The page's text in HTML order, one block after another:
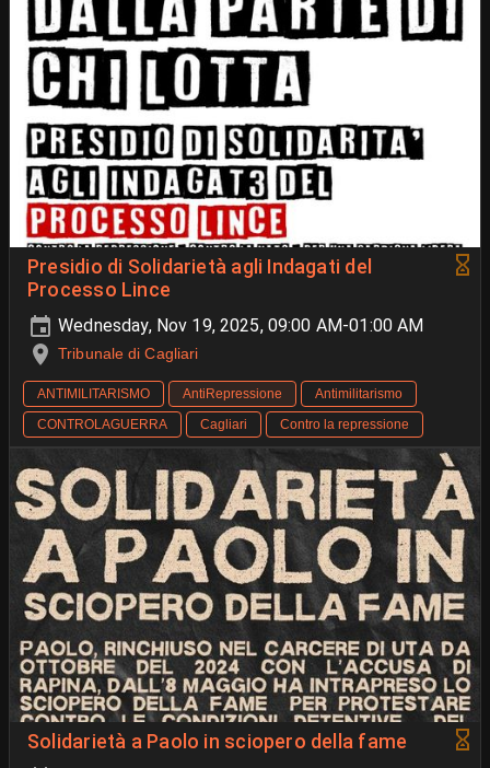
Presidio di Solidarietà agli Indagati del
Processo Lince
Wednesday, Nov 19, 2025, 09:00 AM-01:00 AM
Tribunale di Cagliari
ANTIMILITARISMO AntiRepressione
Antimilitarismo
CONTROLAGUERRA
Cagliari Contro la repressione
Solidarietà a Paolo in sciopero della fame